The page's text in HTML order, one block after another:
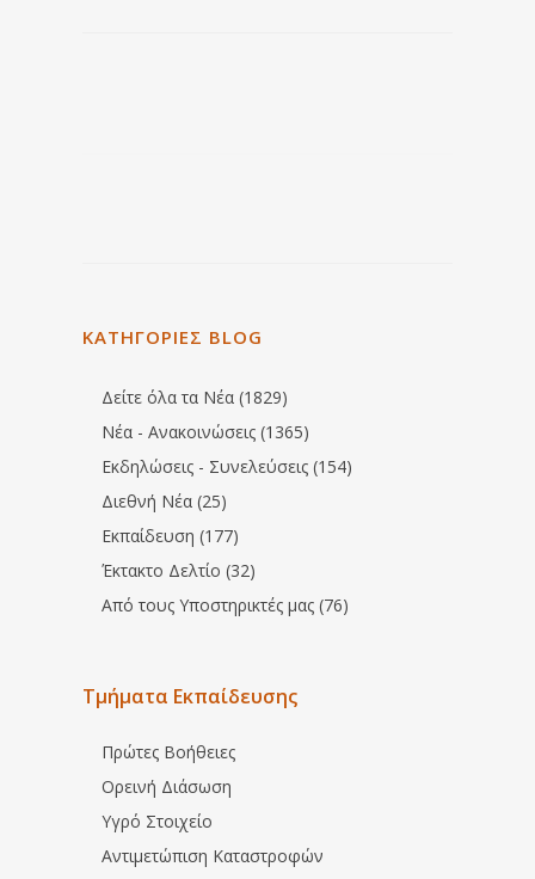
ΚΑΤΗΓΟΡΙΕΣ BLOG
Δείτε όλα τα Νέα (1829)
Νέα - Ανακοινώσεις (1365)
Εκδηλώσεις - Συνελεύσεις (154)
Διεθνή Νέα (25)
Εκπαίδευση (177)
Έκτακτο Δελτίο (32)
Από τους Υποστηρικτές μας (76)
Τμήματα Εκπαίδευσης
Πρώτες Βοήθειες
Ορεινή Διάσωση
Υγρό Στοιχείο
Αντιμετώπιση Καταστροφών